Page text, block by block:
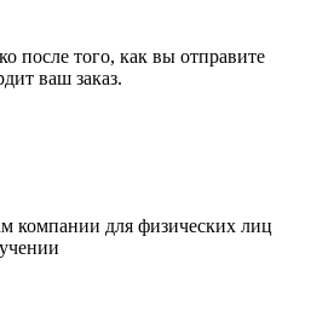
после того, как вы отправите
ваш заказ.
компании для физических лиц